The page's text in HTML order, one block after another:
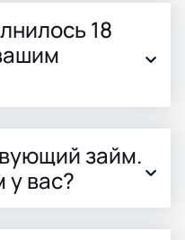
18
займ.
вас?